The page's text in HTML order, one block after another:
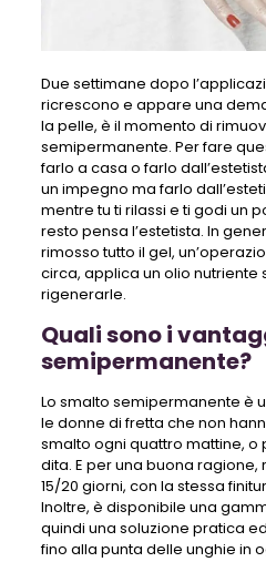
Due settimane dopo
ricrescono e appare una
la pelle, è il momento di
semipermanente. Per fare
farlo a casa o farlo
un impegno ma farlo
mentre tu ti rilassi e ti godi un
resto pensa l’estetista. In
rimosso tutto il gel,
circa, applica un olio nutriente
rigenerarle.
Quali sono i
semipermanente?
Lo smalto semipermanente è
le donne di fretta che non
smalto ogni quattro mattine, o
dita. E per una buona
15/20 giorni, con la stessa
Inoltre, è disponibile una
quindi una soluzione pratica
fino alla punta delle unghie in